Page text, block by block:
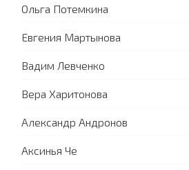
Ольга Потемкина
Евгения Мартынова
Вадим Левченко
Вера Харитонова
Александр Андронов
Аксинья Че